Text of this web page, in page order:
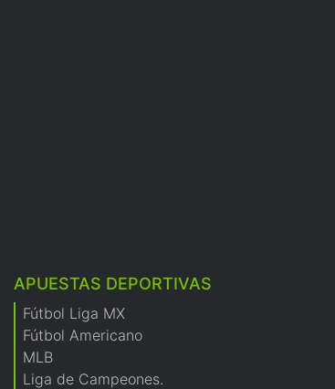
APUESTAS DEPORTIVAS
Fútbol Liga MX
Fútbol Americano
MLB
Liga de Campeones.